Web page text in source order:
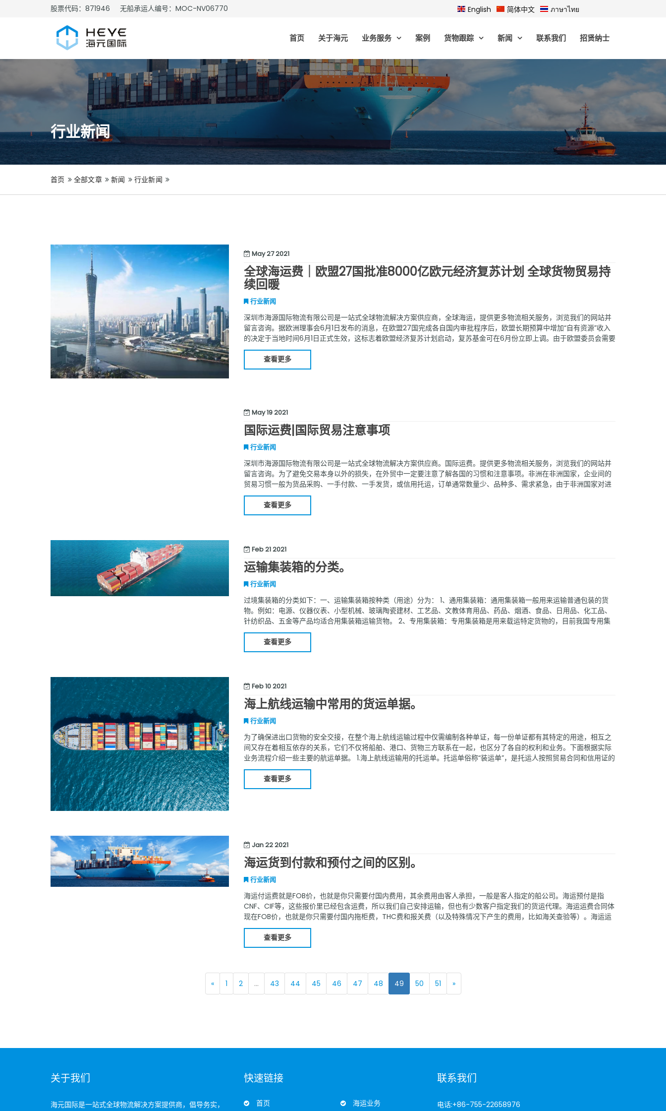
股票代码：871946 无船承运人编号：MOC-NV06770 English 简体中文 ภาษาไทย
首页 关于海元 业务服务 案例 货物跟踪 新闻 联系我们 招贤纳士
行业新闻
首页 全部文章 新闻 行业新闻
May 27 2021
全球海运费｜欧盟27国批准8000亿欧元经济复苏计划 全球货物贸易持
续回暖
行业新闻
深圳市海源国际物流有限公司是一站式全球物流解决方案供应商，全球海运，提供更多物流相关服务，浏览我们的网站并
留言咨询。据欧洲理事会6月1日发布的消息，在欧盟27国完成各自国内审批程序后，欧盟长期预算中增加“自有资源”收入
的决定于当地时间6月1日正式生效，这标志着欧盟经济复苏计划启动，复苏基金可在6月份立即上调。由于欧盟委员会需要
代表成员国在长期预算保障下在国际资本市场筹集资金，因此暂时增加“自有资金”收入是前提，按照当前价格，欧盟委员
查看更多
May 19 2021
国际运费|国际贸易注意事项
行业新闻
深圳市海源国际物流有限公司是一站式全球物流解决方案供应商。国际运费。提供更多物流相关服务，浏览我们的网站并
留言咨询。为了避免交易本身以外的损失，在外贸中一定要注意了解各国的习惯和注意事项。非洲在非洲国家，企业间的
贸易习惯一般为货品采购、一手付款、一手发货，或信用托运，订单通常数量少、品种多、需求紧急，由于非洲国家对进
出口商品实行装运前检验，实际操作中往往会增加我方成本，延误我方交货时间，阻碍贸易的正常开展。南非交易习惯：
普遍使用信用卡、
查看更多
Feb 21 2021
运输集装箱的分类。
行业新闻
过境集装箱的分类如下：一、运输集装箱按种类（用途）分为： 1、通用集装箱：通用集装箱一般用来运输普通包装的货
物。例如：电源、仪器仪表、小型机械、玻璃陶瓷建材、工艺品、文教体育用品、药品、烟酒、食品、日用品、化工品、
针纺织品、五金等产品均适合用集装箱运输货物。 2、专用集装箱：专用集装箱是用来载运特定货物的，目前我国专用集
装箱还不多，国外专用集装箱主要有以下几种类型： （1）集装箱：主要用于运输水泥、面粉、粮食、盐、塑料工艺品、化
肥工业的查看更多
Feb 10 2021
海上航线运输中常用的货运单据。
行业新闻
为了确保进出口货物的安全交接，在整个海上航线运输过程中仅需编制各种单证，每一份单证都有其特定的用途，相互之
间又存在着相互依存的关系，它们不仅将船舶、港口、货物三方联系在一起，也区分了各自的权利和业务。下面根据实际
业务流程介绍一些主要的航运单据。 1.海上航线运输用的托运单。托运单俗称“装运单”，是托运人按照贸易合同和信用证的
条款填制的单据，用于办理将货物托运给承运人或其代理人。承运人审阅托运单上的内容，并考虑船舶的航线、停靠港、
船期和舱查看更多
Jan 22 2021
海运货到付款和预付之间的区别。
行业新闻
海运付运费就是FOB价，也就是你只需要付国内费用，其余费用由客人承担，一般是客人指定的船公司。海运预付是指
CNF、CIF等，这些报价里已经包含运费，所以我们自己安排运输，但也有少数客户指定我们的货运代理。海运运费合同体
现在FOB价，也就是你只需要付国内拖柜费，THC费和报关费（以及特殊情况下产生的费用，比如海关查验等）。海运运
费或者空运运费由客户承担，一般是客户指定船公司（或者指定货代，这种情况比较少见）。提单显示为freight co
查看更多
« 1 2 ... 43 44 45 46 47 48 49 50 51 »
关于我们
海元国际是一站式全球物流解决方案提供商，倡导务实，
快速链接
首页
海运业务
联系我们
电话:+86-755-22658976